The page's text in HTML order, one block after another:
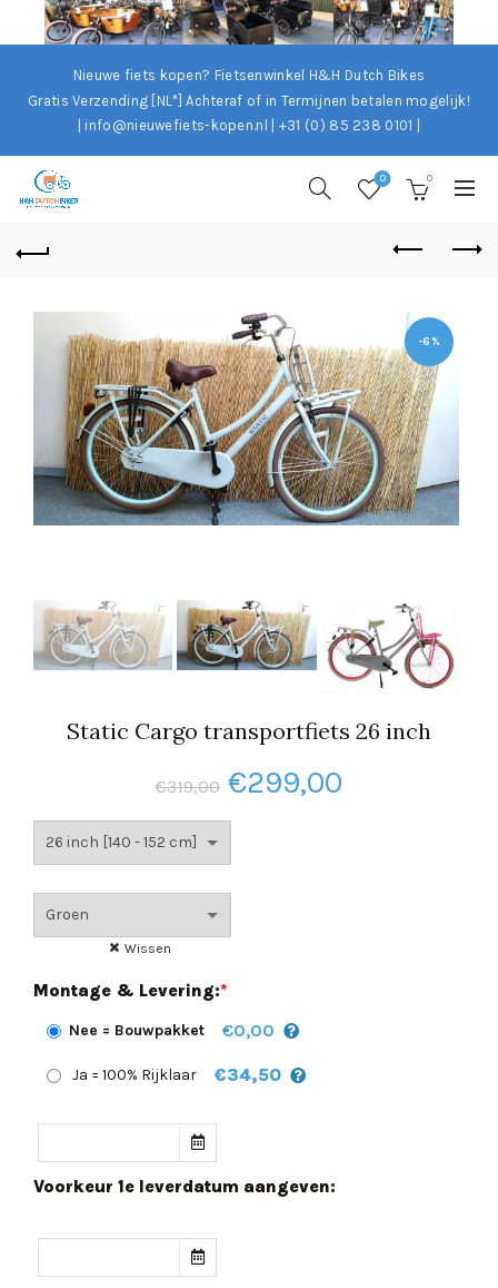
Nieuwe fiets kopen? Fietsenwinkel H&H Dutch Bikes
Gratis Verzending [NL*] Achteraf of in Termijnen betalen mogelijk!
| info@nieuwefiets-kopen.nl | +31 (0) 85 238 0101 |
0 0
-6%
Static Cargo transportfiets 26 inch
€319,00 Oorspronkelijke
prijs
€319,00.
€299,00
Wissen
Montage & Levering:*
Nee = Bouwpakket €0,00
Ja = 100% Rijklaar €34,50
Voorkeur 1e leverdatum aangeven: